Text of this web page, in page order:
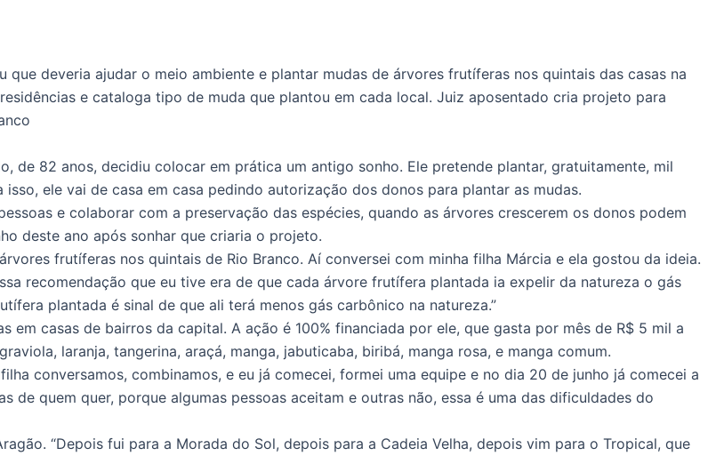
deveria ajudar o meio ambiente e plantar mudas de árvores frutíferas nos quintais das casas na
e cataloga tipo de muda que plantou em cada local. Juiz aposentado cria projeto para
de 82 anos, decidiu colocar em prática um antigo sonho. Ele pretende plantar, gratuitamente, mil
ele vai de casa em casa pedindo autorização dos donos para plantar as mudas.
e colaborar com a preservação das espécies, quando as árvores crescerem os donos podem
deste ano após sonhar que criaria o projeto.
frutíferas nos quintais de Rio Branco. Aí conversei com minha filha Márcia e ela gostou da ideia.
recomendação que eu tive era de que cada árvore frutífera plantada ia expelir da natureza o gás
plantada é sinal de que ali terá menos gás carbônico na natureza.”
casas de bairros da capital. A ação é 100% financiada por ele, que gasta por mês de R$ 5 mil a
laranja, tangerina, araçá, manga, jabuticaba, biribá, manga rosa, e manga comum.
conversamos, combinamos, e eu já comecei, formei uma equipe e no dia 20 de junho já comecei a
de quem quer, porque algumas pessoas aceitam e outras não, essa é uma das dificuldades do
“Depois fui para a Morada do Sol, depois para a Cadeia Velha, depois vim para o Tropical, que